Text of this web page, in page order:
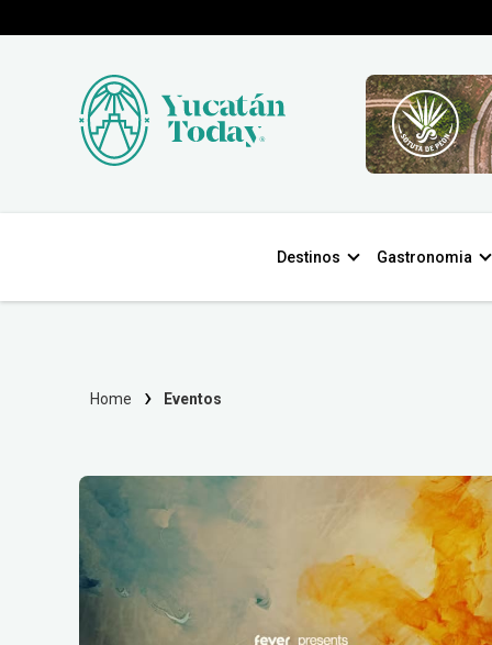
Destinos Gastronomia
Home Eventos